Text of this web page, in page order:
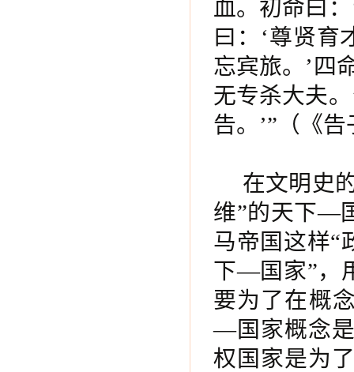
血。初命曰
曰：‘尊贤育
忘宾旅。’四
无专杀大夫
告。’”（《
在文明史
维”的天下—
马帝国这样“
下—国家”，
要为了在概
—国家概念
权国家是为